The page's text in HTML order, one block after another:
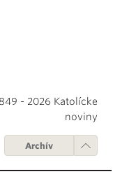
- 2026 Katolícke
noviny
Archív